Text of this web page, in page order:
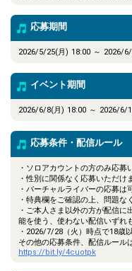
応募期間
2026/5/25(月) 18:00 ～ 2026/
イベント期間
2026/6/8(月) 18:00 ～ 2026/6/
応募条件・配信ルール
・ソロアカウントの方のみ応募
・性別に関係なく応募いただけ
・バーチャルライバーの応募は
・特典欄をご確認の上、問題な
・ご本人さま以外の方が配信
能を使う、使わない配信いずれ
・2026/7/28（火）時点で18歳
その他の応募条件、配信ルール
https://bit.ly/4cuotpk